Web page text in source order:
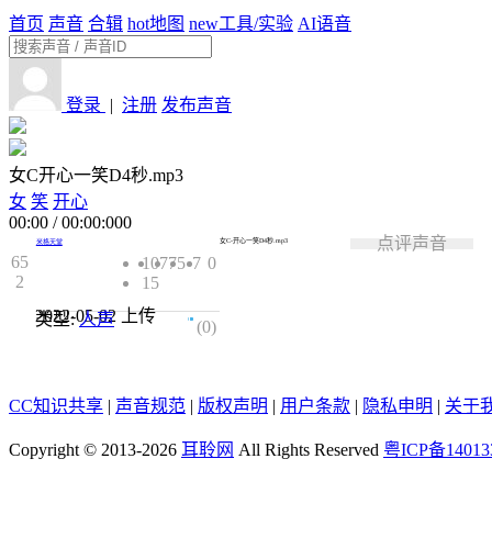
首页 声音 合辑 hot地图 new工具/实验 AI语音
登录 | 注册 发布声音
女C开心一笑D4秒.mp3
女 笑 开心
00:00 /00:00:000
65
2
米格天堂
10775 7 0
15
2022-05-02上传
类型:人声 0.0
(0)
女C-开心一笑D4秒.mp3 点评声音
CC知识共享 | 声音规范 | 版权声明 | 用户条款 | 隐私申明 | 关于
Copyright © 2013-2026 耳聆网 All Rights Reserved 粤ICP备